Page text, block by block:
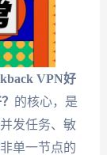
VPN好
的核心，是
发任务、敏
单一节点的